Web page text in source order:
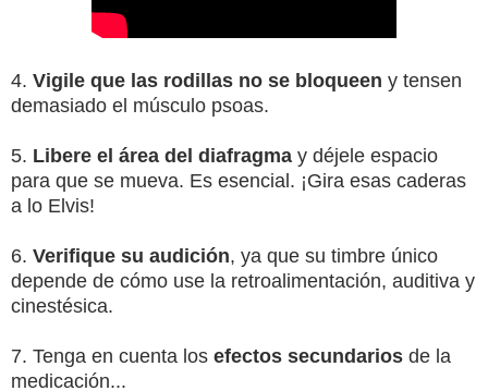
4. Vigile que las rodillas no se bloqueen y tensen
demasiado el músculo psoas.
5. Libere el área del diafragma y déjele espacio
para que se mueva. Es esencial. ¡Gira esas caderas
a lo Elvis!
6. Verifique su audición, ya que su timbre único
depende de cómo use la retroalimentación, auditiva y
cinestésica.
7. Tenga en cuenta los efectos secundarios de la
medicación...